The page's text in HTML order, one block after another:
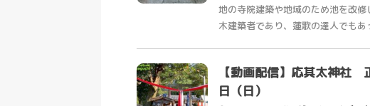
地の寺院建築や地域のため池を改
木建築者であり、蓮歌の達人でもあ
【動画配信】応其太神社
日（日）